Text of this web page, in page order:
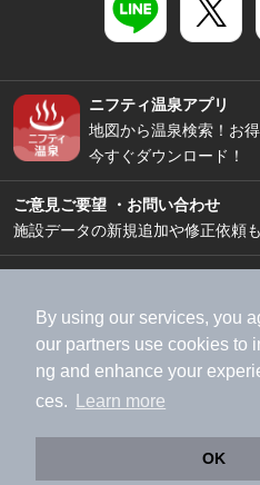
By using our services, you
our partners use cookies to
ng and enhance your
ces.
Learn more
OK
ニフティ温泉アプリ
地図から温泉検索！お
今すぐダウンロード！
ご意見ご要望 ・お問い合わせ
施設データの新規追加や修正依頼
加盟店募集（資料請求
利用規約
ライフスタ
特定商取引法に基づく表
運営会社